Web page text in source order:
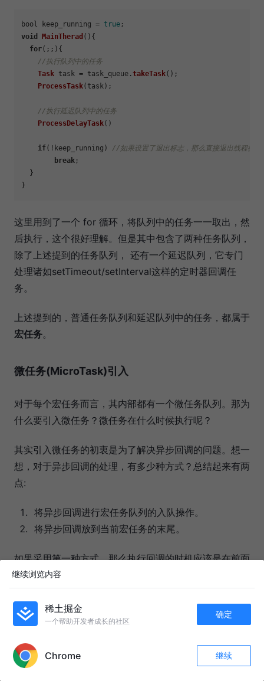
bool keep_running = true
void
MainTherad (){
for(;;){
//执行队列中的任务
Task task = task_queue.takeTask();
ProcessTask(task);
//执行延迟队列中的任务
ProcessDelayTask()
if(!keep_running) //如果设置了退出标志，那么直接退出线程循环
break ;
  }
这里用到了一个 for 循环，将队列中的任务一一取出，然
后执行，这个很好理解。但是其中包含了两种任务队列，
除了上述提到的任务队列， 还有一个延迟队列，它专门
处理诸如setTimeout/setInterval这样的定时器回调任
务。
上述提到的，普通任务队列和延迟队列中的任务，都属于
宏任务。
微任务(MicroTask)引入
对于每个宏任务而言，其内部都有一个微任务队列。那为
什么要引入微任务？微任务在什么时候执行呢？
其实引入微任务的初衷是为了解决异步回调的问题。想一
想，对于异步回调的处理，有多少种方式？总结起来有两
点:
将异步回调进行宏任务队列的入队操作。
将异步回调放到当前宏任务的末尾。
如果采用第一种方式，那么执行回调的时机应该是在前面
所有的宏任务
么回调迟迟得不到执行，造成 应用卡顿 。
为了规避这样的问题，V8 引入了第二种方式，这就是
列，当该宏任务执行完成，会检查其中的微任务队列，如
果为空则直接执行下一个宏任务，如果不为空，则
3k+
继续浏览内容
稀土掘金
一个帮助开发者成长的社区
确定
Chrome 继续